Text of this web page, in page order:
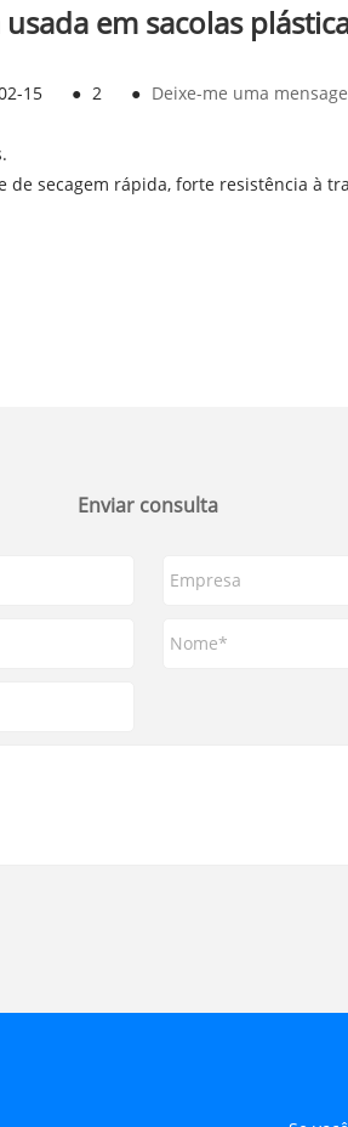
em sacolas
15 ● 2 ● Deixe-me uma
secagem rápida, forte resistência à
Enviar consulta